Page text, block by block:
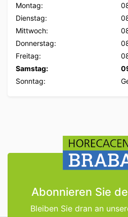
Montag:
Dienstag:
Mittwoch:
Donnerstag:
Freitag:
Samstag:
Sonntag:
Abonnieren Sie
Bleiben Sie dran an